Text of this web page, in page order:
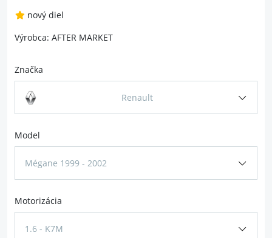
nový diel
Výrobca: AFTER MARKET
Značka
Renault
Model
Mégane 1999 - 2002
Motorizácia
1.6 - K7M